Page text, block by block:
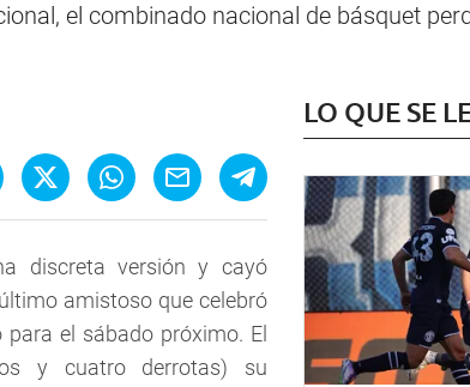
el combinado nacional de básquet
discreta versión y cayó
amistoso que celebró
el sábado próximo. El
y cuatro derrotas) su
LO QUE SE